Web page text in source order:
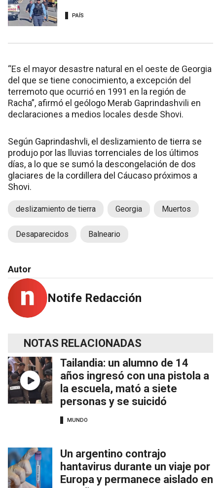
PAÍS
“Es el mayor desastre natural en el oeste de Georgia
del que se tiene conocimiento, a excepción del
terremoto que ocurrió en 1991 en la región de
Racha”, afirmó el geólogo Merab Gaprindashvili en
declaraciones a medios locales desde Shovi.
Según Gaprindashvli, el deslizamiento de tierra se
produjo por las lluvias torrenciales de los últimos
días, a lo que se sumó la descongelación de dos
glaciares de la cordillera del Cáucaso próximos a
Shovi.
deslizamiento de tierra Georgia Muertos
Desaparecidos Balneario
Autor
Notife Redacción
NOTAS RELACIONADAS
Tailandia: un alumno de 14
años ingresó con una pistola a
la escuela, mató a siete
personas y se suicidó
MUNDO
Un argentino contrajo
hantavirus durante un viaje por
Europa y permanece aislado en